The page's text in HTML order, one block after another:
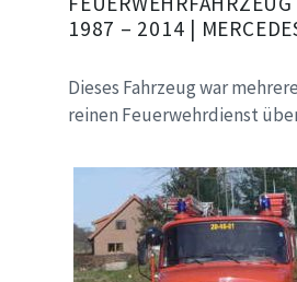
1987 – 2014 |
Dieses Fahrzeug war
reinen Feuerwehrdienst